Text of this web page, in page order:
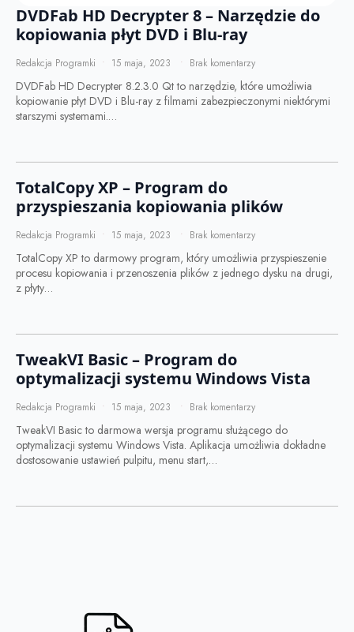
DVDFab HD Decrypter 8 – Narzędzie do
kopiowania płyt DVD i Blu-ray
Redakcja Programki 15 maja, 2023 Brak komentarzy
DVDFab HD Decrypter 8.2.3.0 Qt to narzędzie, które umożliwia
kopiowanie płyt DVD i Blu-ray z filmami zabezpieczonymi niektórymi
starszymi systemami.…
TotalCopy XP – Program do
przyspieszania kopiowania plików
Redakcja Programki 15 maja, 2023 Brak komentarzy
TotalCopy XP to darmowy program, który umożliwia przyspieszenie
procesu kopiowania i przenoszenia plików z jednego dysku na drugi,
z płyty…
TweakVI Basic – Program do
optymalizacji systemu Windows Vista
Redakcja Programki 15 maja, 2023 Brak komentarzy
TweakVI Basic to darmowa wersja programu służącego do
optymalizacji systemu Windows Vista. Aplikacja umożliwia dokładne
dostosowanie ustawień pulpitu, menu start,…